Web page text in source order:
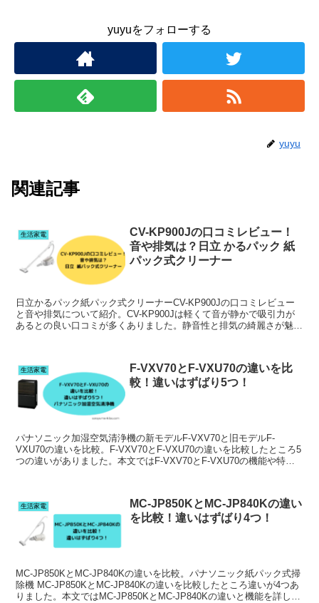
yuyuをフォローする
yuyu
関連記事
生活家電
CV-KP900Jの口コミレビュー！
音や排気は？日立 かるパック 紙
パック式クリーナー
日立かるパック紙パック式クリーナーCV-KP900Jの口コミレビュー
と音や排気について紹介。CV-KP900Jは軽くて音が静かで吸引力が
あるとの良い口コミが多くありました。静音性と排気の綺麗さが魅力
生活家電
F-VXV70とF-VXU70の違いを比
較！違いはずばり5つ！
パナソニック加湿空気清浄機の新モデルF-VXV70と旧モデルF-
VXU70の違いを比較。F-VXV70とF-VXU70の違いを比較したところ5
つの違いがありました。本文ではF-VXV70とF-VXU70の機能や特徴
生活家電
MC-JP850KとMC-JP840Kの違い
を比較！違いはずばり4つ！
MC-JP850KとMC-JP840Kの違いを比較。パナソニック紙パック式掃
除機 MC-JP850KとMC-JP840Kの違いを比較したところ違いが4つあ
りました。本文ではMC-JP850KとMC-JP840Kの違いと機能を詳しく